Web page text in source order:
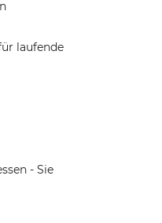
laufende
- Sie